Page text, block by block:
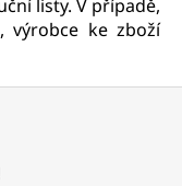
listy. V případě,
výrobce ke zboží